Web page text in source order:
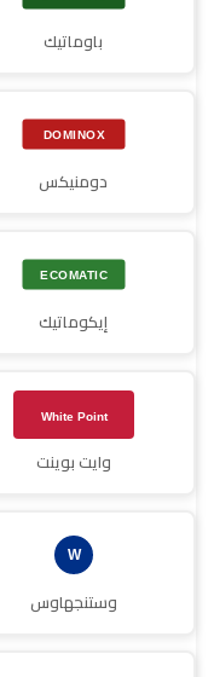
باوماتيك
دومنيكس
إيكوماتيك
وايت بوينت
وستنجهاوس